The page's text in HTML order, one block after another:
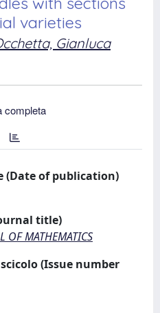
varieties
Gianluca
completa
(Date of publication)
title)
OF MATHEMATICS
(Issue number